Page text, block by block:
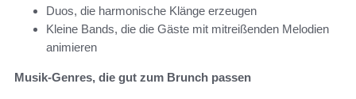
Duos, die harmonische Klänge erzeugen
Kleine Bands, die die Gäste mit mitreißenden Melodien
animieren
Musik-Genres, die gut zum Brunch passen